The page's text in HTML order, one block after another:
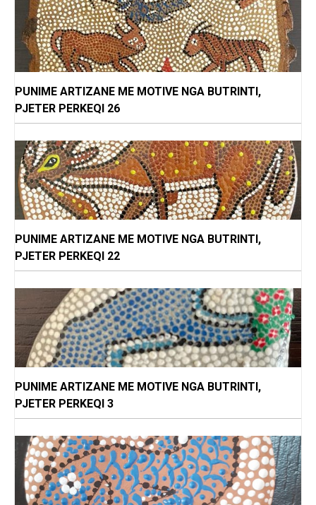
PUNIME ARTIZANE ME MOTIVE NGA BUTRINTI,
PJETER PERKEQI 26
PUNIME ARTIZANE ME MOTIVE NGA BUTRINTI,
PJETER PERKEQI 22
PUNIME ARTIZANE ME MOTIVE NGA BUTRINTI,
PJETER PERKEQI 3